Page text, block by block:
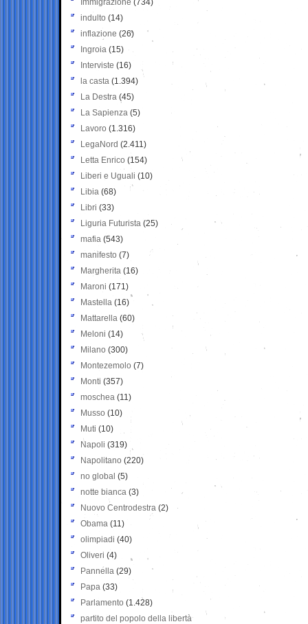
Immigrazione (734)
indulto (14)
inflazione (26)
Ingroia (15)
Interviste (16)
la casta (1.394)
La Destra (45)
La Sapienza (5)
Lavoro (1.316)
LegaNord (2.411)
Letta Enrico (154)
Liberi e Uguali (10)
Libia (68)
Libri (33)
Liguria Futurista (25)
mafia (543)
manifesto (7)
Margherita (16)
Maroni (171)
Mastella (16)
Mattarella (60)
Meloni (14)
Milano (300)
Montezemolo (7)
Monti (357)
moschea (11)
Musso (10)
Muti (10)
Napoli (319)
Napolitano (220)
no global (5)
notte bianca (3)
Nuovo Centrodestra (2)
Obama (11)
olimpiadi (40)
Oliveri (4)
Pannella (29)
Papa (33)
Parlamento (1.428)
partito del popolo della libertà